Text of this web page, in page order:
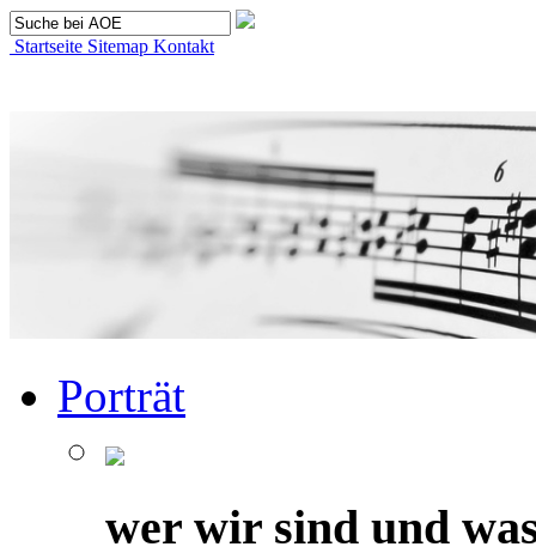
Startseite Sitemap Kontakt
Porträt
wer wir sind und